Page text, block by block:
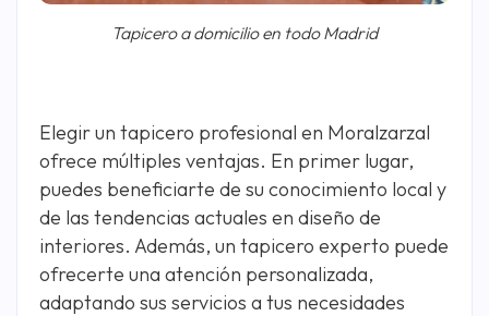
Tapicero a domicilio en todo Madrid
Elegir un tapicero profesional en Moralzarzal
ofrece múltiples ventajas. En primer lugar,
puedes beneficiarte de su conocimiento local y
de las tendencias actuales en diseño de
interiores. Además, un tapicero experto puede
ofrecerte una atención personalizada,
adaptando sus servicios a tus necesidades